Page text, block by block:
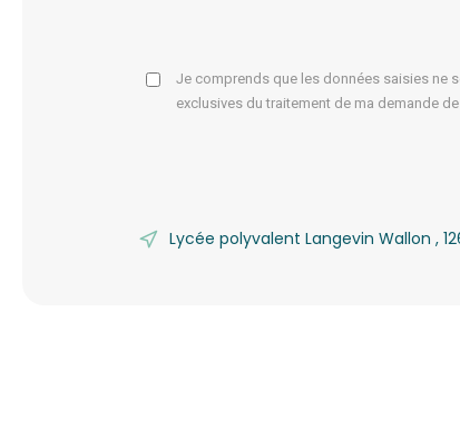
Je comprends que les données saisies ne
exclusives du traitement de ma demande
Lycée polyvalent Langevin Wallon ,